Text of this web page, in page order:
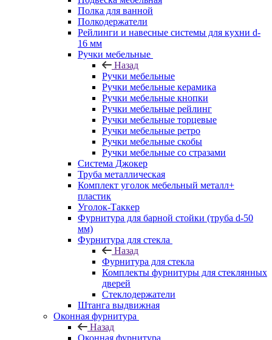
Полка для ванной
Полкодержатели
Рейлинги и навесные системы для кухни d-
16 мм
Ручки мебельные
Назад
Ручки мебельные
Ручки мебельные керамика
Ручки мебельные кнопки
Ручки мебельные рейлинг
Ручки мебельные торцевые
Ручки мебельные ретро
Ручки мебельные скобы
Ручки мебельные со стразами
Система Джокер
Труба металлическая
Комплект уголок мебельный металл+
пластик
Уголок-Таккер
Фурнитура для барной стойки (труба d-50
мм)
Фурнитура для стекла
Назад
Фурнитура для стекла
Комплекты фурнитуры для стеклянных
дверей
Стеклодержатели
Штанга выдвижная
Оконная фурнитура
Назад
Оконная фурнитура